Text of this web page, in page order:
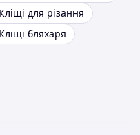
Кліщі для різання
Кліщі бляхаря